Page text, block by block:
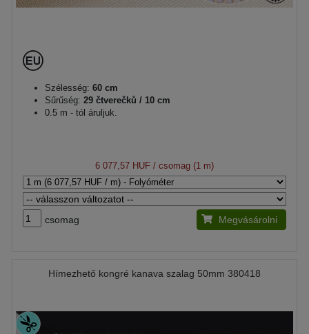
Szélesség: 60 cm
Sűrűség: 29 čtverečků / 10 cm
0.5 m - tól áruljuk.
6 077,57 HUF / csomag (1 m)
csomag Megvásárolni
Hímezhető kongré kanava szalag 50mm 380418